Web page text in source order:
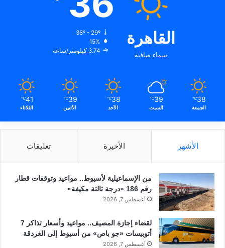
القاهرة
سماء صافية
38º - 29º
15%
3.74 كيلومتر/ساعة
38
℃
الجمعة
39
℃
السبت
38
℃
الأحد
39
℃
الأثنين
41
℃
الثلاثاء
الأشهر الأخيرة تعليقات
من الإسماعيلية لأسيوط.. مواعيد وتوقفات قطار
رقم 186 «درجة ثالثة مكيفة»
أغسطس 7, 2026
لقضاء إجازة المصيف.. مواعيد وأسعار تذاكر 7
أتوبيسات «جو باص» من أسيوط إلى الغردقة
أغسطس 7, 2026